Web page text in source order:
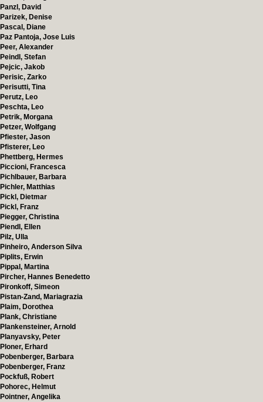
Panzl, David
Parizek, Denise
Pascal, Diane
Paz Pantoja, Jose Luis
Peer, Alexander
Peindl, Stefan
Pejcic, Jakob
Perisic, Zarko
Perisutti, Tina
Perutz, Leo
Peschta, Leo
Petrik, Morgana
Petzer, Wolfgang
Pfiester, Jason
Pfisterer, Leo
Phettberg, Hermes
Piccioni, Francesca
Pichlbauer, Barbara
Pichler, Matthias
Pickl, Dietmar
Pickl, Franz
Piegger, Christina
Piendl, Ellen
Pilz, Ulla
Pinheiro, Anderson Silva
Piplits, Erwin
Pippal, Martina
Pircher, Hannes Benedetto
Pironkoff, Simeon
Pistan-Zand, Mariagrazia
Plaim, Dorothea
Plank, Christiane
Plankensteiner, Arnold
Planyavsky, Peter
Ploner, Erhard
Pobenberger, Barbara
Pobenberger, Franz
Pockfuß, Robert
Pohorec, Helmut
Pointner, Angelika